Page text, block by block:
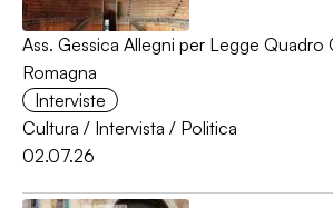
Ass. Gessica Allegni per Legge Quadro
Romagna
Interviste
Cultura / Intervista / Politica
02.07.26